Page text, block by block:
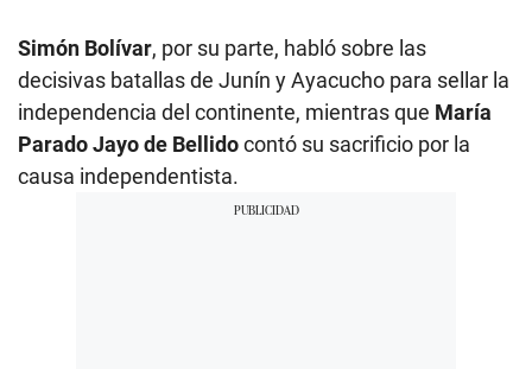
Simón Bolívar, por su parte, habló sobre las
decisivas batallas de Junín y Ayacucho para sellar la
independencia del continente, mientras que María
Parado Jayo de Bellidocontó su sacrificio por la
causa independentista.